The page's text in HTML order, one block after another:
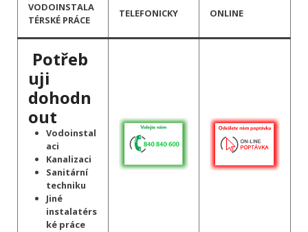
VODOINSTALA
TÉRSKÉ PRÁCE
TELEFONICKY ONLINE
Potřeb
uji
dohodn
out
Vodoinstal
aci
Kanalizaci
Sanitární
techniku
Jiné
instalatérs
ké práce